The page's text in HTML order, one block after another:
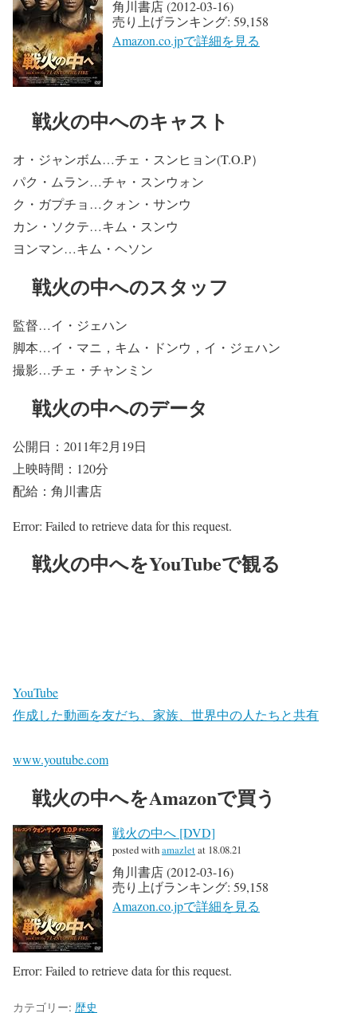
角川書店 (2012-03-16)
売り上げランキング: 59,158
Amazon.co.jpで詳細を見る
戦火の中へのキャスト
オ・ジャンボム…チェ・スンヒョン(T.O.P）
パク・ムラン…チャ・スンウォン
ク・ガプチョ…クォン・サンウ
カン・ソクテ…キム・スンウ
ヨンマン…キム・ヘソン
戦火の中へのスタッフ
監督…イ・ジェハン
脚本…イ・マニ，キム・ドンウ，イ・ジェハン
撮影…チェ・チャンミン
戦火の中へのデータ
公開日：2011年2月19日
上映時間：120分
配給：角川書店
Error: Failed to retrieve data for this request.
戦火の中へをYouTubeで観る
YouTube
作成した動画を友だち、家族、世界中の人たちと共有
www.youtube.com
戦火の中へをAmazonで買う
戦火の中へ [DVD]
posted withamazletat 18.08.21
角川書店 (2012-03-16)
売り上げランキング: 59,158
Amazon.co.jpで詳細を見る
Error: Failed to retrieve data for this request.
カテゴリー: 歴史